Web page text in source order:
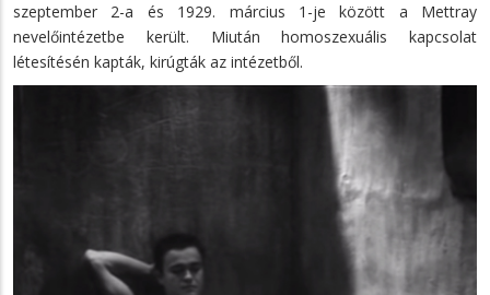
szeptember 2-a és 1929. március 1-je között a Mettray
nevelőintézetbe került. Miután homoszexuális kapcsolat
létesítésén kapták, kirúgták az intézetből.